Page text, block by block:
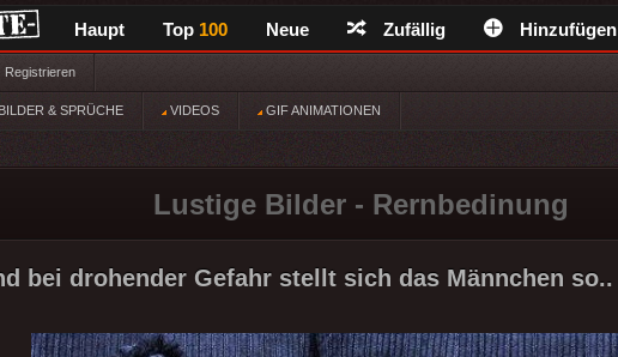
Haupt Top 100 Neue Zufällig Hinzufügen
Registrieren
BILDER & SPRÜCHE VIDEOS GIF ANIMATIONEN
Lustige Bilder - Rernbedinung
bei drohender Gefahr stellt sich das Männchen so..